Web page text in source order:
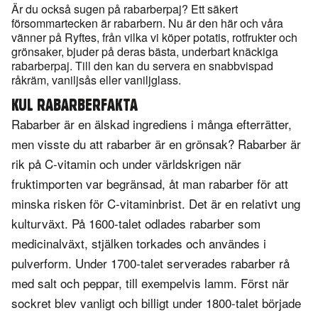
Är du också sugen på rabarberpaj? Ett säkert
försommartecken är rabarbern. Nu är den här och våra
vänner på Ryftes, från vilka vi köper potatis, rotfrukter och
grönsaker, bjuder på deras bästa, underbart knäckiga
rabarberpaj. Till den kan du servera en snabbvispad
råkräm, vaniljsås eller vaniljglass.
KUL RABARBERFAKTA
Rabarber är en älskad ingrediens i många efterrätter,
men visste du att rabarber är en grönsak? Rabarber är
rik på C-vitamin och under världskrigen när
fruktimporten var begränsad, åt man rabarber för att
minska risken för C-vitaminbrist. Det är en relativt ung
kulturväxt. På 1600-talet odlades rabarber som
medicinalväxt, stjälken torkades och användes i
pulverform. Under 1700-talet serverades rabarber rå
med salt och peppar, till exempelvis lamm. Först när
sockret blev vanligt och billigt under 1800-talet började